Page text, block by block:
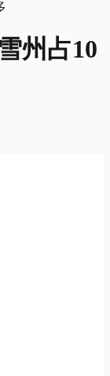
州占10